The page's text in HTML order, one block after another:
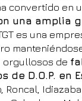
convertido en
una amplia
es una
orgullosos de
de D.O.P. en
Roncal,